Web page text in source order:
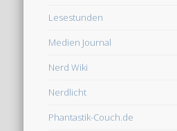
Lesestunden
Medien Journal
Nerd Wiki
Nerdlicht
Phantastik-Couch.de